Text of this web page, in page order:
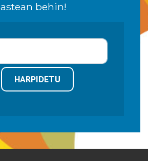
astean behin!
HARPIDETU